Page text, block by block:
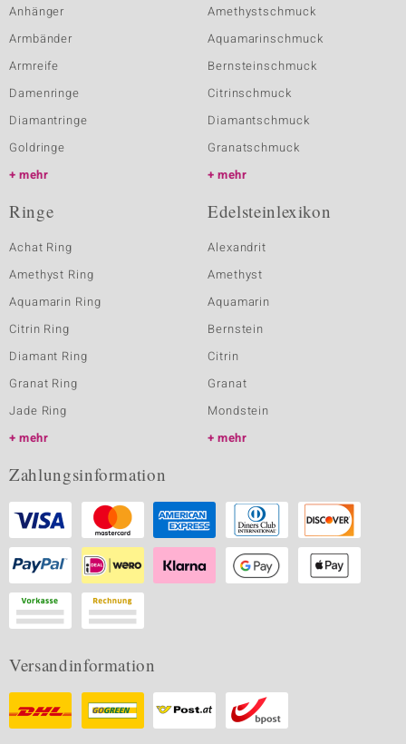
Anhänger
Armbänder
Armreife
Damenringe
Diamantringe
Goldringe
mehr
Amethystschmuck
Aquamarinschmuck
Bernsteinschmuck
Citrinschmuck
Diamantschmuck
Granatschmuck
mehr
Ringe
Achat Ring
Amethyst Ring
Aquamarin Ring
Citrin Ring
Diamant Ring
Granat Ring
Jade Ring
mehr
Edelsteinlexikon
Alexandrit
Amethyst
Aquamarin
Bernstein
Citrin
Granat
Mondstein
mehr
Zahlungsinformation
Versandinformation